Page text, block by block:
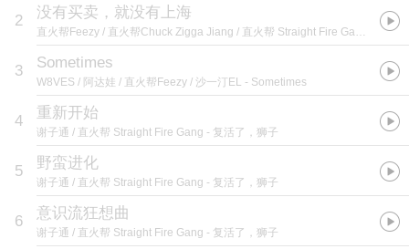
2 没有买卖，就没有上海
直火帮Feezy / 直火帮Chuck Zigga Jiang / 直火帮 Straight Fire Gang / Jacking
3 Sometimes
W8VES / 阿达娃 / 直火帮Feezy / 沙一汀EL - Sometimes
4 重新开始
谢子通 / 直火帮 Straight Fire Gang - 复活了，狮子
5 野蛮进化
谢子通 / 直火帮 Straight Fire Gang - 复活了，狮子
6 意识流狂想曲
谢子通 / 直火帮 Straight Fire Gang - 复活了，狮子